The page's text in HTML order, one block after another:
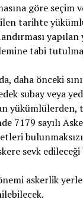
göre seçim
tarihte
tabi
daha önceki
subay veya
7179 sayılı
sevk
askerlik